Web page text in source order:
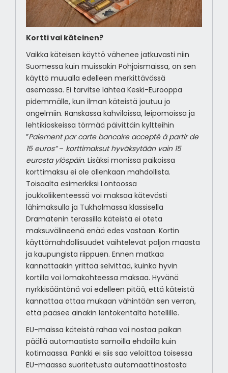
Kortti vai käteinen?
Vaikka käteisen käyttö vähenee jatkuvasti niin
Suomessa kuin muissakin Pohjoismaissa, on sen
käyttö muualla edelleen merkittävässä
asemassa. Ei tarvitse lähteä Keski-Eurooppa
pidemmälle, kun ilman käteistä joutuu jo
ongelmiin. Ranskassa kahviloissa, leipomoissa ja
lehtikioskeissa törmää päivittäin kyltteihin
”Paiement par carte bancaire accepté à partir de
15 euros”– korttimaksut hyväksytään vain 15
eurosta ylöspäin. Lisäksi monissa paikoissa
korttimaksu ei ole ollenkaan mahdollista.
Toisaalta esimerkiksi Lontoossa
joukkoliikenteessä voi maksaa kätevästi
lähimaksulla ja Tukholmassa klassisella
Dramatenin terassilla käteistä ei oteta
maksuvälineenä enää edes vastaan. Kortin
käyttömahdollisuudet vaihtelevat paljon maasta
ja kaupungista riippuen. Ennen matkaa
kannattaakin yrittää selvittää, kuinka hyvin
kortilla voi lomakohteessa maksaa. Hyvänä
nyrkkisääntönä voi edelleen pitää, että käteistä
kannattaa ottaa mukaan vähintään sen verran,
että pääsee ainakin lentokentältä hotellille.
EU-maissa käteistä rahaa voi nostaa paikan
päällä automaatista samoilla ehdoilla kuin
kotimaassa. Pankki ei siis saa veloittaa toisessa
EU-maassa suoritetusta automaattinostosta